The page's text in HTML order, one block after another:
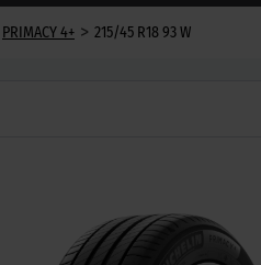
PRIMACY 4+ > 215/45 R18 93 W